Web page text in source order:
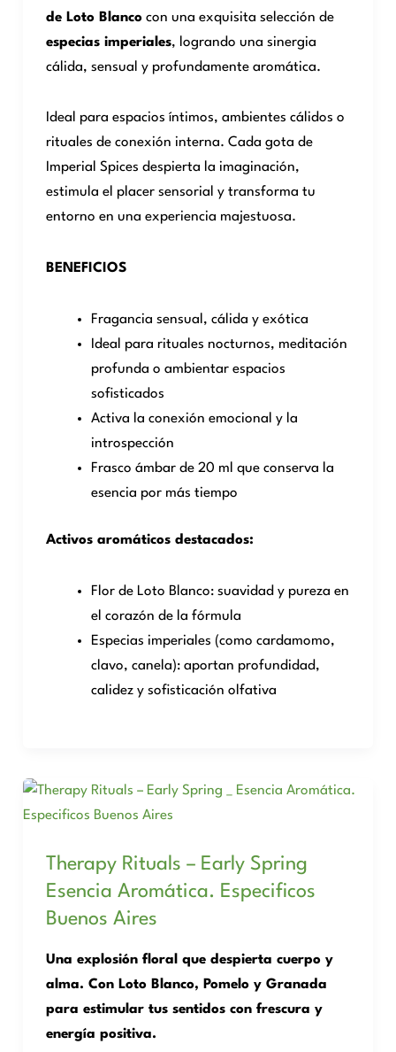
de Loto Blancocon una exquisita selección de
especias imperiales, logrando una sinergia
cálida, sensual y profundamente aromática.
Ideal para espacios íntimos, ambientes cálidos o
rituales de conexión interna. Cada gota de
Imperial Spices despierta la imaginación,
estimula el placer sensorial y transforma tu
entorno en una experiencia majestuosa.
BENEFICIOS
Fragancia sensual, cálida y exótica
Ideal para rituales nocturnos, meditación
profunda o ambientar espacios
sofisticados
Activa la conexión emocional y la
introspección
Frasco ámbar de 20 ml que conserva la
esencia por más tiempo
Activos aromáticos destacados:
Flor de Loto Blanco: suavidad y pureza en
el corazón de la fórmula
Especias imperiales (como cardamomo,
clavo, canela): aportan profundidad,
calidez y sofisticación olfativa
Therapy Rituals – Early Spring
Esencia Aromática. Especificos
Buenos Aires
Una explosión floral que despierta cuerpo y
alma. Con Loto Blanco, Pomelo y Granada
para estimular tus sentidos con frescura y
energía positiva.